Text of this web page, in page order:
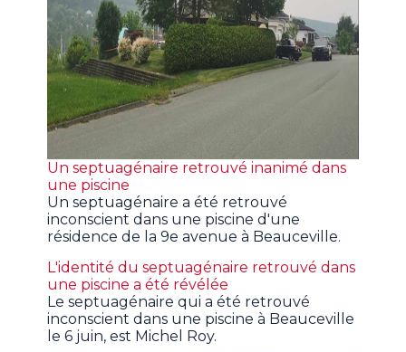
Un septuagénaire retrouvé inanimé dans
une piscine
Un septuagénaire a été retrouvé
inconscient dans une piscine d'une
résidence de la 9e avenue à Beauceville.
L'identité du septuagénaire retrouvé dans
une piscine a été révélée
Le septuagénaire qui a été retrouvé
inconscient dans une piscine à Beauceville
le 6 juin, est Michel Roy.